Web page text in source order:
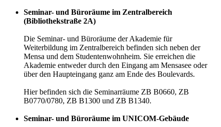
Seminar- und Büroräume im Zentralbereich
(Bibliothekstraße 2A)
Die Seminar- und Büroräume der Akademie für
Weiterbildung im Zentralbereich befinden sich neben der
Mensa und dem Studentenwohnheim. Sie erreichen die
Akademie entweder durch den Eingang am Mensasee oder
über den Haupteingang ganz am Ende des Boulevards.
Hier befinden sich die Seminarräume ZB B0660, ZB
B0770/0780, ZB B1300 und ZB B1340.
Seminar- und Büroräume im UNICOM-Gebäude